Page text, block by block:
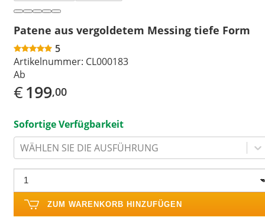
Patene aus vergoldetem Messing tiefe Form
5
Artikelnummer: CL000183
Ab
€199,00
Sofortige Verfügbarkeit
WÄHLEN SIE DIE AUSFÜHRUNG
ZUM WARENKORB HINZUFÜGEN